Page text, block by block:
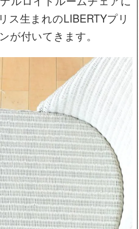
ス生まれのLIBERTYプリ
が付いてきます。